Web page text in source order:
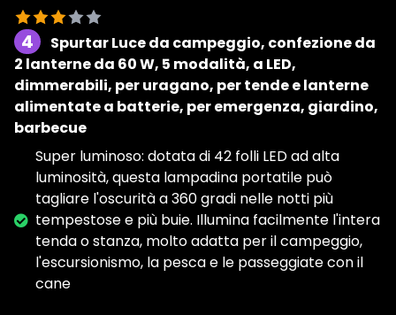
4
Spurtar Luce da campeggio, confezione da
2 lanterne da 60 W, 5 modalità, a LED,
dimmerabili, per uragano, per tende e lanterne
alimentate a batterie, per emergenza, giardino,
barbecue
Super luminoso: dotata di 42 folli LED ad alta
luminosità, questa lampadina portatile può
tagliare l'oscurità a 360 gradi nelle notti più
tempestose e più buie. Illumina facilmente l'intera
tenda o stanza, molto adatta per il campeggio,
l'escursionismo, la pesca e le passeggiate con il
cane